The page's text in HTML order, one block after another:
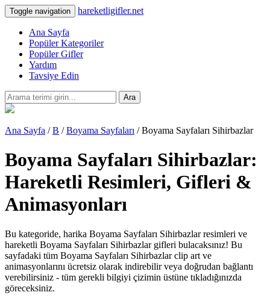
Toggle navigation hareketligifler.net
Ana Sayfa
Popüler Kategoriler
Popüler Gifler
Yardım
Tavsiye Edin
Ara
Ana Sayfa /B /Boyama Sayfaları / Boyama Sayfaları Sihirbazlar
Boyama Sayfaları Sihirbazlar:
Hareketli Resimleri, Gifleri &
Animasyonları
Bu kategoride, harika Boyama Sayfaları Sihirbazlar resimleri ve
hareketli Boyama Sayfaları Sihirbazlar gifleri bulacaksınız! Bu
sayfadaki tüm Boyama Sayfaları Sihirbazlar clip art ve
animasyonlarını ücretsiz olarak indirebilir veya doğrudan bağlantı
verebilirsiniz - tüm gerekli bilgiyi çizimin üstüne tıkladığınızda
göreceksiniz.